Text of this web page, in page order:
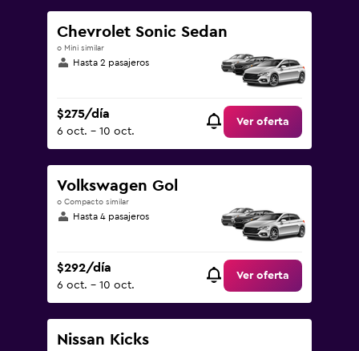
Chevrolet Sonic Sedan
o Mini similar
Hasta 2 pasajeros
$275/día
6 oct. - 10 oct.
Ver oferta
Volkswagen Gol
o Compacto similar
Hasta 4 pasajeros
$292/día
6 oct. - 10 oct.
Ver oferta
Nissan Kicks